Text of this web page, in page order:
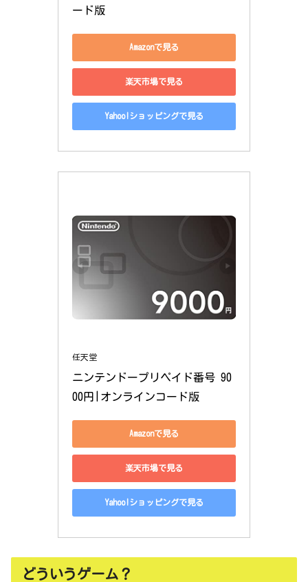
ード版
Amazonで見る
楽天市場で見る
Yahoo!ショッピングで見る
任天堂
ニンテンドープリペイド番号 90
00円|オンラインコード版
Amazonで見る
楽天市場で見る
Yahoo!ショッピングで見る
どういうゲーム？